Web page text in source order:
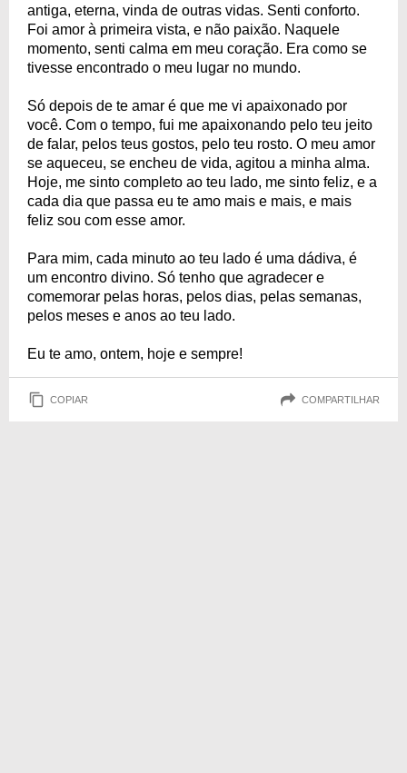
antiga, eterna, vinda de outras vidas. Senti conforto.
Foi amor à primeira vista, e não paixão. Naquele
momento, senti calma em meu coração. Era como se
tivesse encontrado o meu lugar no mundo.
Só depois de te amar é que me vi apaixonado por
você. Com o tempo, fui me apaixonando pelo teu jeito
de falar, pelos teus gostos, pelo teu rosto. O meu amor
se aqueceu, se encheu de vida, agitou a minha alma.
Hoje, me sinto completo ao teu lado, me sinto feliz, e a
cada dia que passa eu te amo mais e mais, e mais
feliz sou com esse amor.
Para mim, cada minuto ao teu lado é uma dádiva, é
um encontro divino. Só tenho que agradecer e
comemorar pelas horas, pelos dias, pelas semanas,
pelos meses e anos ao teu lado.
Eu te amo, ontem, hoje e sempre!
COPIAR COMPARTILHAR